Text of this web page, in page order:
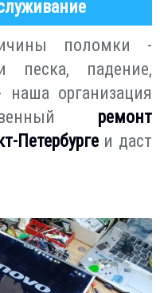
поломки -
песка, падение,
организация
ремонт
Петербургеи даст